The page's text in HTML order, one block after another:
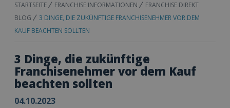
STARTSEITE FRANCHISE INFORMATIONEN
FRANCHISE DIREKT
BLOG
3 DINGE, DIE ZUKÜNFTIGE FRANCHISENEHMER VOR DEM
KAUF BEACHTEN SOLLTEN
3 Dinge, die zukünftige
Franchisenehmer vor dem Kauf
beachten sollten
04.10.2023